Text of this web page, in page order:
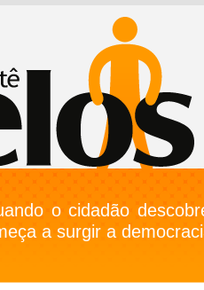
o cidadão
a surgir a